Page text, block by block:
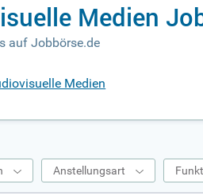
Medien
auf Jobbörse.de
Medien
Anstellungsart